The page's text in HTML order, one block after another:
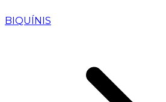
BIQUÍNIS